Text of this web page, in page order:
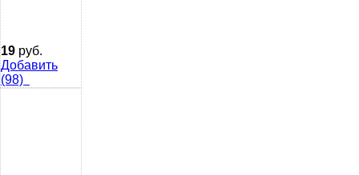
19 руб.
Добавить
(98)